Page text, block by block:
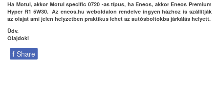
Ha Motul, akkor Motul specific 0720 -as típus, ha Eneos, akkor Eneos Premium
Hyper R1 5W30. Az eneos.hu weboldalon rendelve ingyen házhoz is szállítják
az olajat ami jelen helyzetben praktikus lehet az autósboltokba járkálás helyett.
Üdv.
Olajdoki
f Share